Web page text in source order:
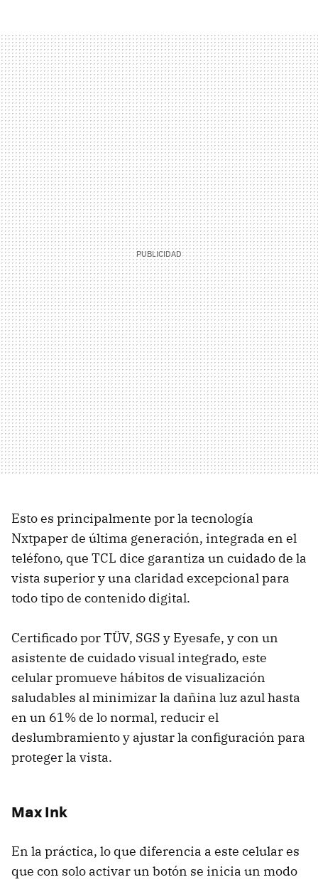
Esto es principalmente por la tecnología
Nxtpaper de última generación, integrada en el
teléfono, que TCL dice garantiza un cuidado de la
vista superior y una claridad excepcional para
todo tipo de contenido digital.
Certificado por TÜV, SGS y Eyesafe, y con un
asistente de cuidado visual integrado, este
celular promueve hábitos de visualización
saludables al minimizar la dañina luz azul hasta
en un 61% de lo normal, reducir el
deslumbramiento y ajustar la configuración para
proteger la vista.
Max Ink
En la práctica, lo que diferencia a este celular es
que con solo activar un botón se inicia un modo